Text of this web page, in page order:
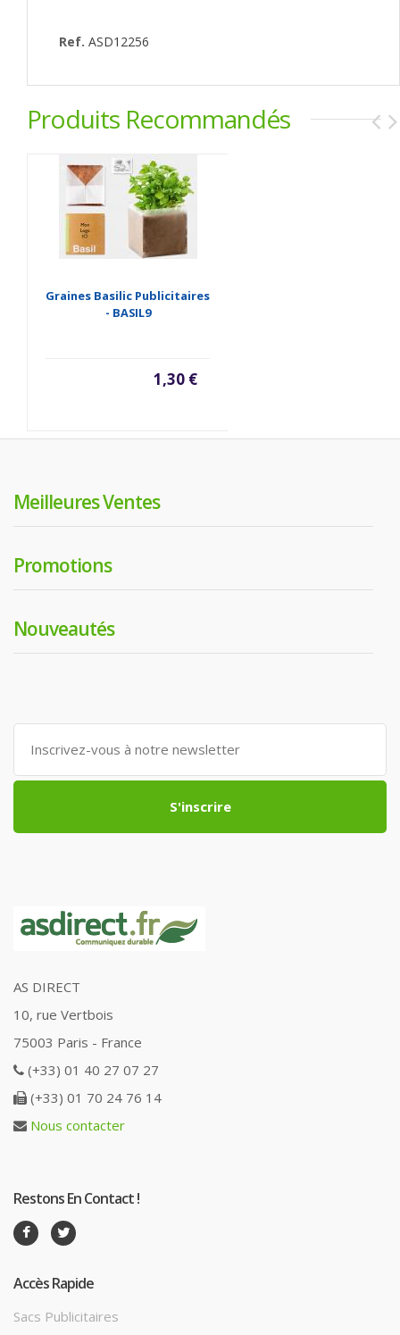
Ref. ASD12256
Produits Recommandés
Graines Basilic Publicitaires
- BASIL9
1,30 €
Meilleures Ventes
Promotions
Nouveautés
S'inscrire
AS DIRECT
10, rue Vertbois
75003 Paris - France
(+33) 01 40 27 07 27
(+33) 01 70 24 76 14
Nous contacter
Restons En Contact !
Accès Rapide
Sacs Publicitaires